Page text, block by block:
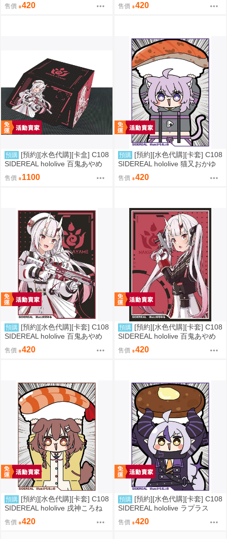
售價 420 售價 420
預購 [預約][水色代購][卡盒] C108
SIDEREAL hololive 百鬼あやめ
軍服ver1
售價 1100
預購 [預約][水色代購][卡套] C108
SIDEREAL hololive 猫又おかゆ
售價 420
預購 [預約][水色代購][卡套] C108
SIDEREAL hololive 百鬼あやめ
軍服ver2
售價 420
預購 [預約][水色代購][卡套] C108
SIDEREAL hololive 百鬼あやめ
軍服ver1
售價 420
預購 [預約][水色代購][卡套] C108
SIDEREAL hololive 戌神ころね
售價 420
預購 [預約][水色代購][卡套] C108
SIDEREAL hololive ラプラス
售價 420